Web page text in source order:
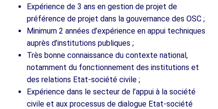
Expérience de 3 ans en gestion de projet de
préférence de projet dans la gouvernance des OSC ;
Minimum 2 années d’expérience en appui techniques
auprès d’institutions publiques ;
Très bonne connaissance du contexte national,
notamment du fonctionnement des institutions et
des relations Etat-société civile ;
Expérience dans le secteur de l’appui à la société
civile et aux processus de dialogue Etat-société